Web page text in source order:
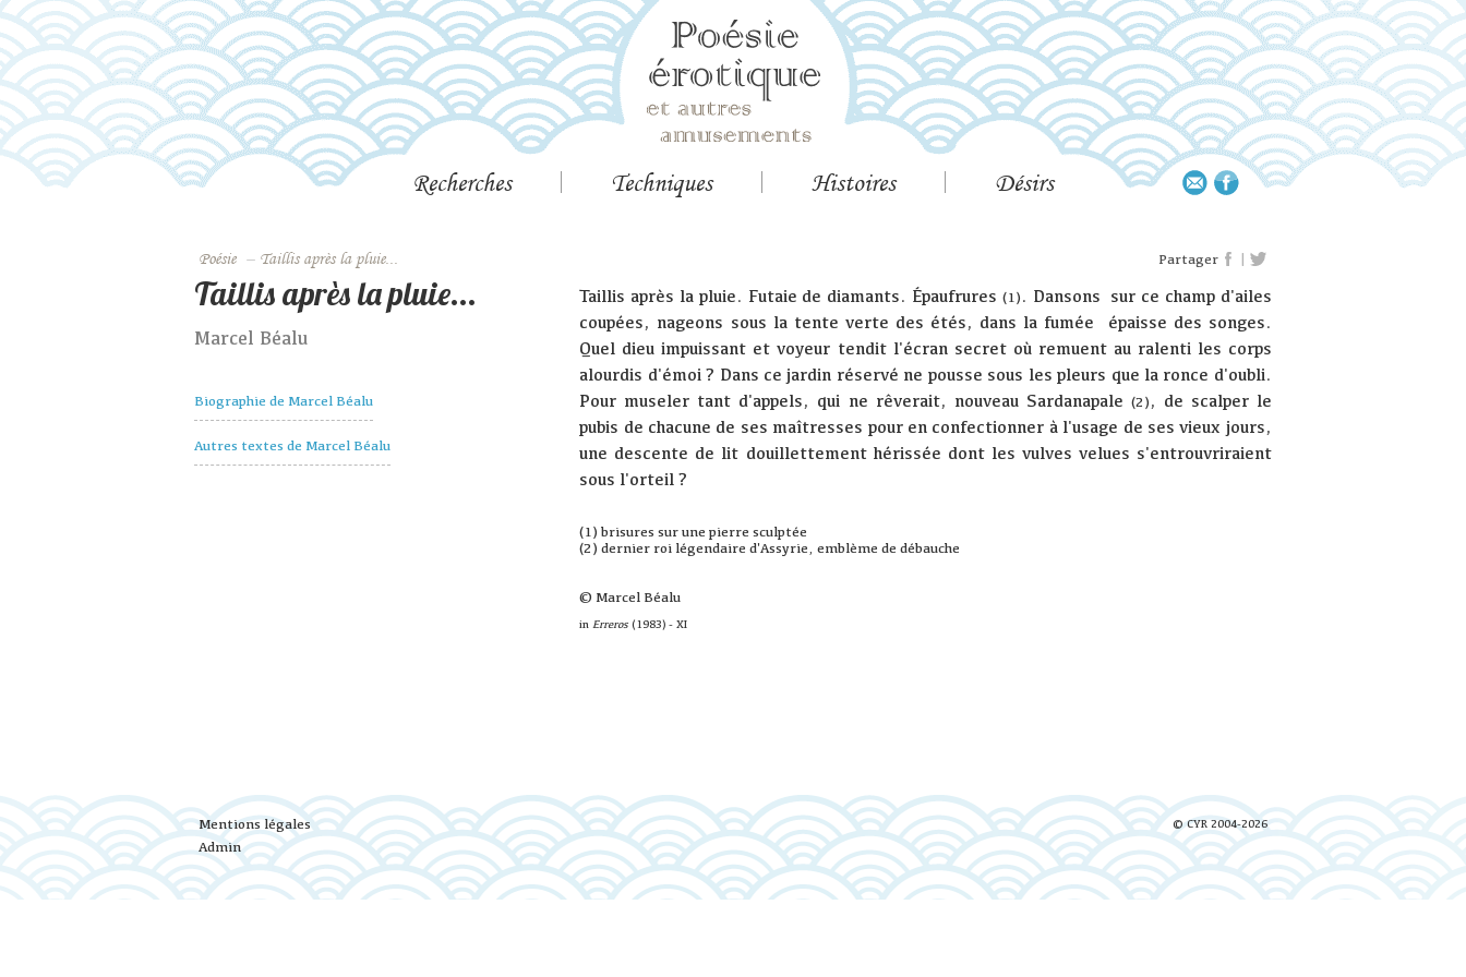
Recherches Techniques Histoires Désirs
Poésie – Taillis après la pluie... Partager |
Taillis après la pluie...
Marcel Béalu
Biographie de Marcel Béalu
Autres textes de Marcel Béalu
Taillis après la pluie. Futaie de diamants. Épaufrures (1) . Dansons sur ce champ d'ailes
coupées, nageons sous la tente verte des étés, dans la fumée épaisse des songes.
Quel dieu impuissant et voyeur tendit l'écran secret où remuent au ralenti les corps
alourdis d'émoi ? Dans ce jardin réservé ne pousse sous les pleurs que la ronce d'oubli.
Pour museler tant d'appels, qui ne rêverait, nouveau Sardanapale (2) , de scalper le
pubis de chacune de ses maîtresses pour en confectionner à l'usage de ses vieux jours,
une descente de lit douillettement hérissée dont les vulves velues s'entrouvriraient
sous l'orteil ?
(1) brisures sur une pierre sculptée
(2) dernier roi légendaire d'Assyrie, emblème de débauche
© Marcel Béalu
in Erreros (1983) - XI
© CYR 2004-2026
Mentions légales
Admin